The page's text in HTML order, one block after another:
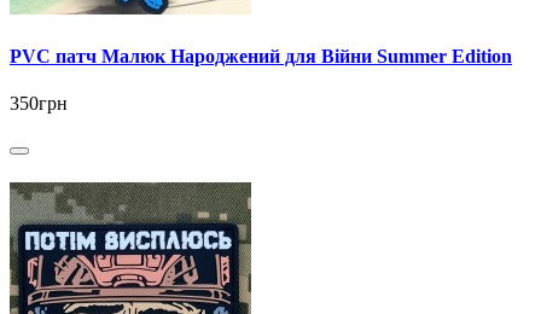
PVC патч Малюк Народжений для Війни Summer Edition
350грн